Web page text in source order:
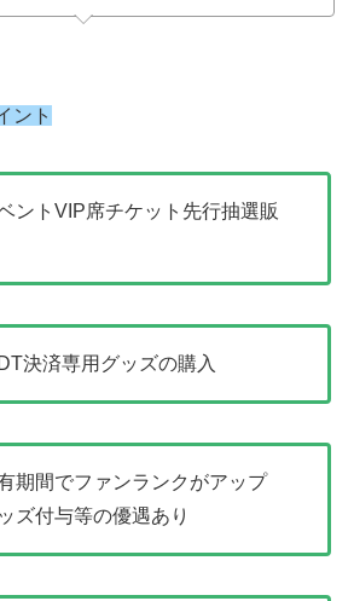
ント
ントVIP席チケット先行抽選販
決済専用グッズの購入
期間でファンランクがアップ
ズ付与等の優遇あり